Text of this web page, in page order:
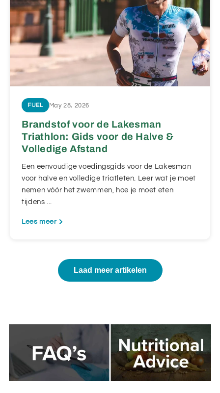
FUEL May 28, 2026
Brandstof voor de Lakesman
Triathlon: Gids voor de Halve &
Volledige Afstand
Een eenvoudige voedingsgids voor de Lakesman
voor halve en volledige triatleten. Leer wat je moet
nemen vóór het zwemmen, hoe je moet eten
tijdens ...
Lees meer
Laad meer artikelen